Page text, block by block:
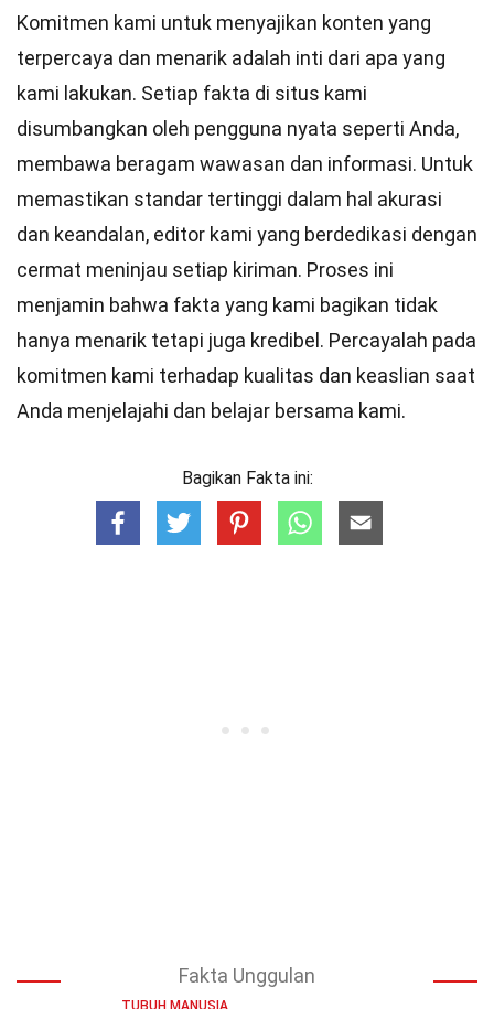
Komitmen kami untuk menyajikan konten yang
terpercaya dan menarik adalah inti dari apa yang
kami lakukan. Setiap fakta di situs kami
disumbangkan oleh pengguna nyata seperti Anda,
membawa beragam wawasan dan informasi. Untuk
memastikan standar tertinggi dalam hal akurasi
dan keandalan, editor kami yang berdedikasi dengan
cermat meninjau setiap kiriman. Proses ini
menjamin bahwa fakta yang kami bagikan tidak
hanya menarik tetapi juga kredibel. Percayalah pada
komitmen kami terhadap kualitas dan keaslian saat
Anda menjelajahi dan belajar bersama kami.
Bagikan Fakta ini:
Fakta Unggulan
TUBUH MANUSIA